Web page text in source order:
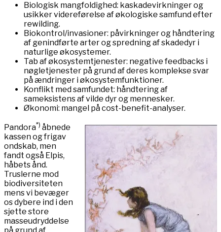
Biologisk mangfoldighed: kaskadevirkninger og
usikker videreførelse af økologiske samfund efter
rewilding.
Biokontrol/invasioner: påvirkninger og håndtering
af genindførte arter og spredning af skadedyr i
naturlige økosystemer.
Tab af økosystemtjenester: negative feedbacks i
nøgletjenester på grund af deres komplekse svar
på ændringer i økosystemfunktioner.
Konflikt med samfundet: håndtering af
sameksistens af vilde dyr og mennesker.
Økonomi: mangel på cost-benefit-analyser.
Pandora*) åbnede
kassen og frigav
ondskab, men
fandt også Elpis,
håbets ånd.
Truslerne mod
biodiversiteten
mens vi bevæger
os dybere ind i den
sjette store
masseudryddelse